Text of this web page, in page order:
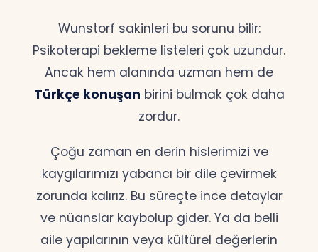
Wunstorf sakinleri bu sorunu bilir:
Psikoterapi bekleme listeleri çok uzundur.
Ancak hem alanında uzman hem de
Türkçe konuşan birini bulmak çok daha
zordur.
Çoğu zaman en derin hislerimizi ve
kaygılarımızı yabancı bir dile çevirmek
zorunda kalırız. Bu süreçte ince detaylar
ve nüanslar kaybolup gider. Ya da belli
aile yapılarının veya kültürel değerlerin